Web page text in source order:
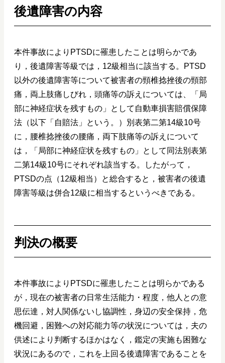
後遺障害の内容
本件事故によりPTSDに罹患したことは明らかであ
り，後遺障害等級では，12級相当に該当する。PTSD
以外の後遺障害等について被害者の頸椎捻挫後の頸部
痛，両上肢痛しびれ，頭痛等の訴えについては、「局
部に神経症状を残すもの」として自動車損害賠償保障
法（以下「自賠法」という。）別表第二第14級10号
に，腰椎捻挫後の腰痛，両下肢痛等の訴えについて
は，「局部に神経症状を残すもの」として同法別表第
二第14級10号にそれぞれ該当する。したがって，
PTSDの点（12級相当）と総合すると，被害者の後遺
障害等級は併合12級に相当するというべきである。
判決の概要
本件事故によりPTSDに罹患したことは明らかである
が，現在の被害者の日常生活能力・程度，他人との意
思伝達，対人関係ないし協調性，身辺の安全保持，危
機回避，困難への対応能力等の状況については，夫の
供述により判断するほかはなく，鑑定の実施も困難な
状況にあるので，これを上回る後遺障害であることを